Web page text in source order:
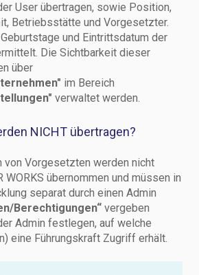
User übertragen, sowie Position,
Betriebsstätte und Vorgesetzter.
und Eintrittsdatum der
Die Sichtbarkeit dieser
über
im Bereich
verwaltet werden.
NICHT übertragen?
von Vorgesetzten werden nicht
WORKS übernommen und müssen in
separat durch einen Admin
Berechtigungen“ vergeben
Admin festlegen, auf welche
eine Führungskraft Zugriff erhält.